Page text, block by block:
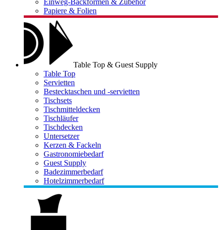
Einweg-Backformen & Zubehör
Papiere & Folien
Table Top & Guest Supply
Table Top
Servietten
Bestecktaschen und -servietten
Tischsets
Tischmitteldecken
Tischläufer
Tischdecken
Untersetzer
Kerzen & Fackeln
Gastronomiebedarf
Guest Supply
Badezimmerbedarf
Hotelzimmerbedarf